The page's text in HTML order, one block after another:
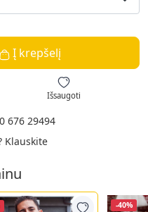
Į krepšelį
Išsaugoti
676 29494
Klauskite
-40%